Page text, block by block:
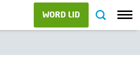
WORD LID